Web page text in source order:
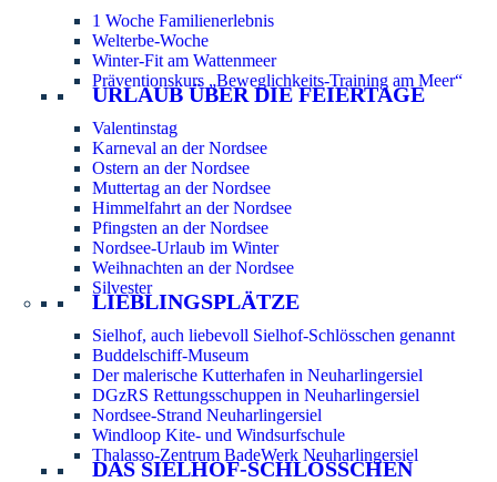
1 Woche Familienerlebnis
Welterbe-Woche
Winter-Fit am Wattenmeer
Präventionskurs „Beweglichkeits-Training am Meer“
URLAUB ÜBER DIE FEIERTAGE
Valentinstag
Karneval an der Nordsee
Ostern an der Nordsee
Muttertag an der Nordsee
Himmelfahrt an der Nordsee
Pfingsten an der Nordsee
Nordsee-Urlaub im Winter
Weihnachten an der Nordsee
Silvester
LIEBLINGSPLÄTZE
Sielhof, auch liebevoll Sielhof-Schlösschen genannt
Buddelschiff-Museum
Der malerische Kutterhafen in Neuharlingersiel
DGzRS Rettungsschuppen in Neuharlingersiel
Nordsee-Strand Neuharlingersiel
Windloop Kite- und Windsurfschule
Thalasso-Zentrum BadeWerk Neuharlingersiel
DAS SIELHOF-SCHLÖSSCHEN